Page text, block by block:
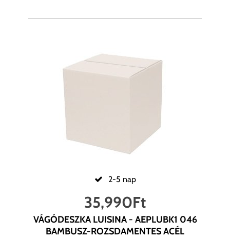
2-5 nap
35,990Ft
VÁGÓDESZKA LUISINA - AEPLUBK1 046
BAMBUSZ-ROZSDAMENTES ACÉL